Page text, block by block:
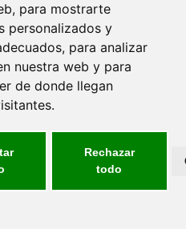
para mostrarte
personalizados y
para analizar
nuestra web y para
de donde llegan
Rechazar
todo
uso